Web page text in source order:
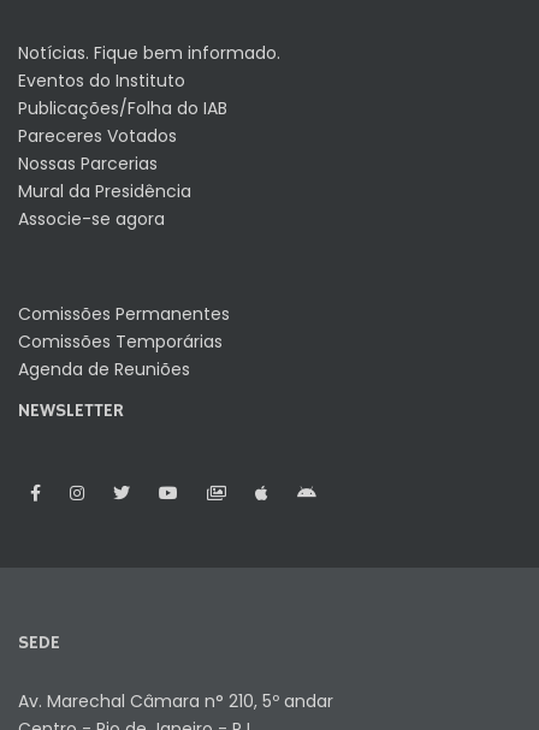
Notícias. Fique bem informado.
Eventos do Instituto
Publicações/Folha do IAB
Pareceres Votados
Nossas Parcerias
Mural da Presidência
Associe-se agora
Comissões Permanentes
Comissões Temporárias
Agenda de Reuniões
NEWSLETTER
SEDE
Av. Marechal Câmara n° 210, 5º andar